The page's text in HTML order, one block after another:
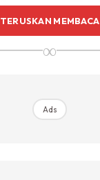
TERUSKAN MEMBACA
∞
Ads